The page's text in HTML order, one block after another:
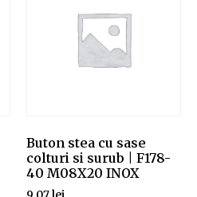
Buton stea cu sase
colturi si surub | F178-
40 M08X20 INOX